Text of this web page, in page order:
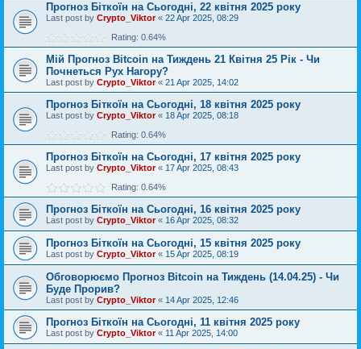
Прогноз Біткоїн на Сьогодні, 22 квітня 2025 року
Last post by Crypto_Viktor« 22 Apr 2025, 08:29
Rating: 0.64%
Мій Прогноз Bitcoin на Тиждень 21 Квітня 25 Рік - Чи
Почнеться Рух Нагору?
Last post by Crypto_Viktor« 21 Apr 2025, 14:02
Прогноз Біткоїн на Сьогодні, 18 квітня 2025 року
Last post by Crypto_Viktor« 18 Apr 2025, 08:18
Rating: 0.64%
Прогноз Біткоїн на Сьогодні, 17 квітня 2025 року
Last post by Crypto_Viktor« 17 Apr 2025, 08:43
Rating: 0.64%
Прогноз Біткоїн на Сьогодні, 16 квітня 2025 року
Last post by Crypto_Viktor« 16 Apr 2025, 08:32
Прогноз Біткоїн на Сьогодні, 15 квітня 2025 року
Last post by Crypto_Viktor« 15 Apr 2025, 08:19
Обговорюємо Прогноз Bitcoin на Тиждень (14.04.25) - Чи
Буде Прорив?
Last post by Crypto_Viktor« 14 Apr 2025, 12:46
Прогноз Біткоїн на Сьогодні, 11 квітня 2025 року
Last post by Crypto_Viktor« 11 Apr 2025, 14:00